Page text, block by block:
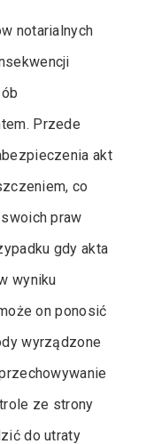
notarialnych
Przede
akt
co
praw
gdy akta
wyniku
on ponosić
wyrządzone
ze strony
do utraty